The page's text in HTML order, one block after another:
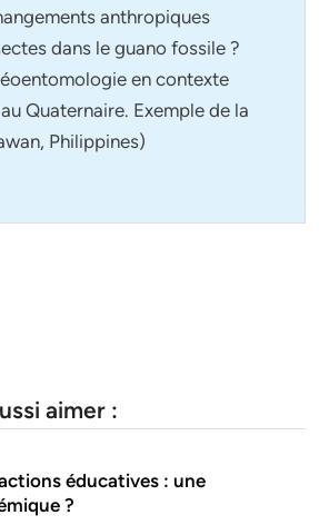
anthropiques
dans le guano fossile ?
en contexte
Quaternaire. Exemple de la
Philippines)
aimer :
éducatives : une
?